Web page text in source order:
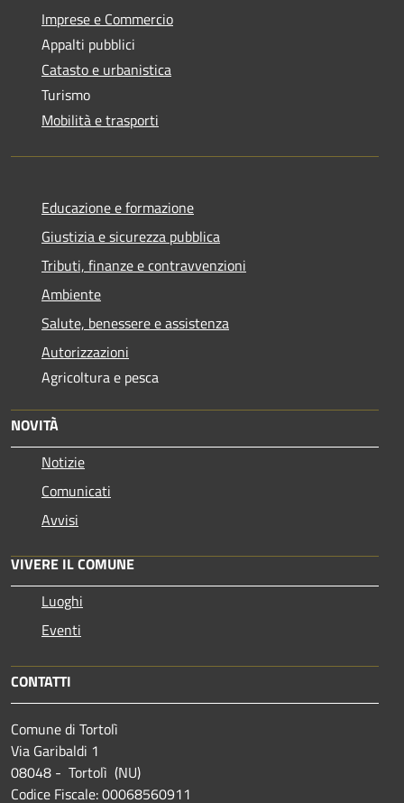
Imprese e Commercio
Appalti pubblici
Catasto e urbanistica
Turismo
Mobilità e trasporti
Educazione e formazione
Giustizia e sicurezza pubblica
Tributi, finanze e contravvenzioni
Ambiente
Salute, benessere e assistenza
Autorizzazioni
Agricoltura e pesca
NOVITÀ
Notizie
Comunicati
Avvisi
VIVERE IL COMUNE
Luoghi
Eventi
CONTATTI
Comune di Tortolì
Via Garibaldi 1
08048 - Tortolì (NU)
Codice Fiscale: 00068560911